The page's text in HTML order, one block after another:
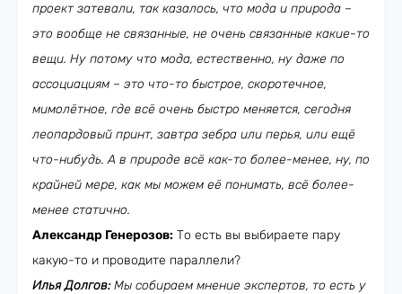
проект затевали, так казалось, что мода и природа –
это вообще не связанные, не очень связанные какие-то
вещи. Ну потому что мода, естественно, ну даже по
ассоциациям – это что-то быстрое, скоротечное,
мимолётное, где всё очень быстро меняется, сегодня
леопардовый принт, завтра зебра или перья, или ещё
что-нибудь. А в природе всё как-то более-менее, ну, по
крайней мере, как мы можем её понимать, всё более-
менее статично.
Александр Генерозов: То есть вы выбираете пару
какую-то и проводите параллели?
Илья Долгов:Мы собираем мнение экспертов, то есть у